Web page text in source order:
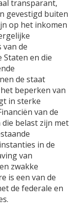
transparant,
gevestigd buiten
op het inkomen
de
Staten en die
de staat
beperken van
in sterke
van de
belast zijn met
in de
van
zwakke
is een van de
de federale en